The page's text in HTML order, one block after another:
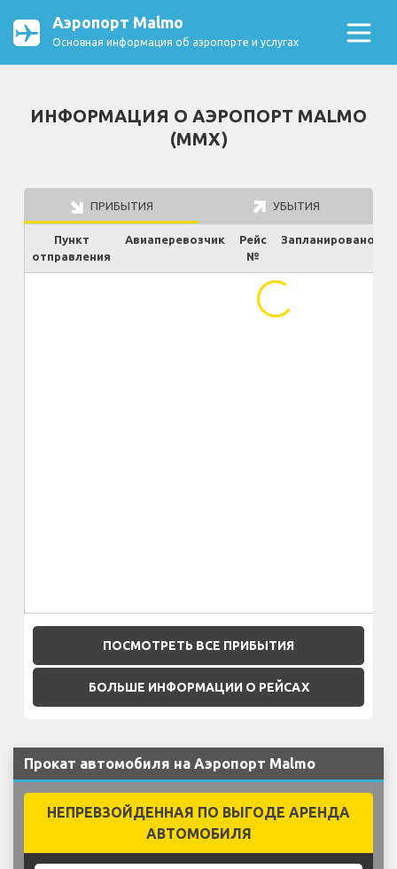
Аэропорт Malmo
Основная информация об аэропорте и услугах
ИНФОРМАЦИЯ О АЭРОПОРТ MALMO
(MMX)
ПРИБЫТИЯ УБЫТИЯ
Пункт
отправления
Авиаперевозчик
Рейс
№
Запланировано
ПОСМОТРЕТЬ ВСЕ ПРИБЫТИЯ
БОЛЬШЕ ИНФОРМАЦИИ О РЕЙСАХ
Прокат автомобиля на Аэропорт Malmo
НЕПРЕВЗОЙДЕННАЯ ПО ВЫГОДЕ АРЕНДА
АВТОМОБИЛЯ